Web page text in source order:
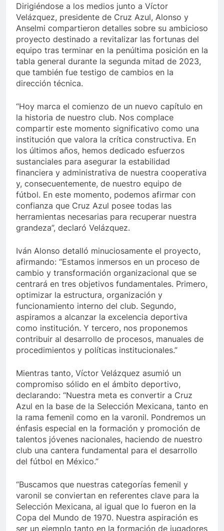
Dirigiéndose a los medios junto a Víctor
Velázquez, presidente de Cruz Azul, Alonso y
Anselmi compartieron detalles sobre su ambicioso
proyecto destinado a revitalizar las fortunas del
equipo tras terminar en la penúltima posición en la
tabla general durante la segunda mitad de 2023,
que también fue testigo de cambios en la
dirección técnica.
“Hoy marca el comienzo de un nuevo capítulo en
la historia de nuestro club. Nos complace
compartir este momento significativo como una
institución que valora la crítica constructiva. En
los últimos años, hemos dedicado esfuerzos
sustanciales para asegurar la estabilidad
financiera y administrativa de nuestra cooperativa
y, consecuentemente, de nuestro equipo de
fútbol. En este momento, podemos afirmar con
confianza que Cruz Azul posee todas las
herramientas necesarias para recuperar nuestra
grandeza”, declaró Velázquez.
Iván Alonso detalló minuciosamente el proyecto,
afirmando: “Estamos inmersos en un proceso de
cambio y transformación organizacional que se
centrará en tres objetivos fundamentales. Primero,
optimizar la estructura, organización y
funcionamiento interno del club. Segundo,
aspiramos a alcanzar la excelencia deportiva
como institución. Y tercero, nos proponemos
contribuir al desarrollo de procesos, manuales de
procedimientos y políticas institucionales.”
Mientras tanto, Víctor Velázquez asumió un
compromiso sólido en el ámbito deportivo,
declarando: “Nuestra meta es convertir a Cruz
Azul en la base de la Selección Mexicana, tanto en
la rama femenil como en la varonil. Pondremos un
énfasis especial en la formación y promoción de
talentos jóvenes nacionales, haciendo de nuestro
club una cantera fundamental para el desarrollo
del fútbol en México.”
“Buscamos que nuestras categorías femenil y
varonil se conviertan en referentes clave para la
Selección Mexicana, al igual que lo fueron en la
Copa del Mundo de 1970. Nuestra aspiración es
ser un ejemplo tanto en la formación de jugadores